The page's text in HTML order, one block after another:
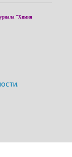
"Химия